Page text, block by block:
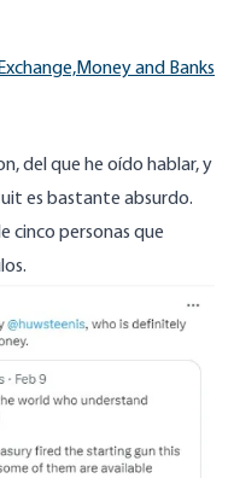
Money and Banks
del que he oído hablar, y
es bastante absurdo.
cinco personas que